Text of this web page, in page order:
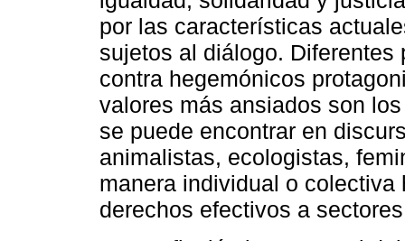
por las características
sujetos al diálogo.
contra hegemónicos
valores más ansiados son
se puede encontrar en
animalistas, ecologistas,
manera individual o
derechos efectivos a